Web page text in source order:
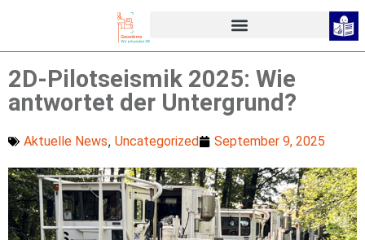
2D-Pilotseismik 2025: Wie
antwortet der Untergrund?
Aktuelle News, Uncategorized September 9, 2025